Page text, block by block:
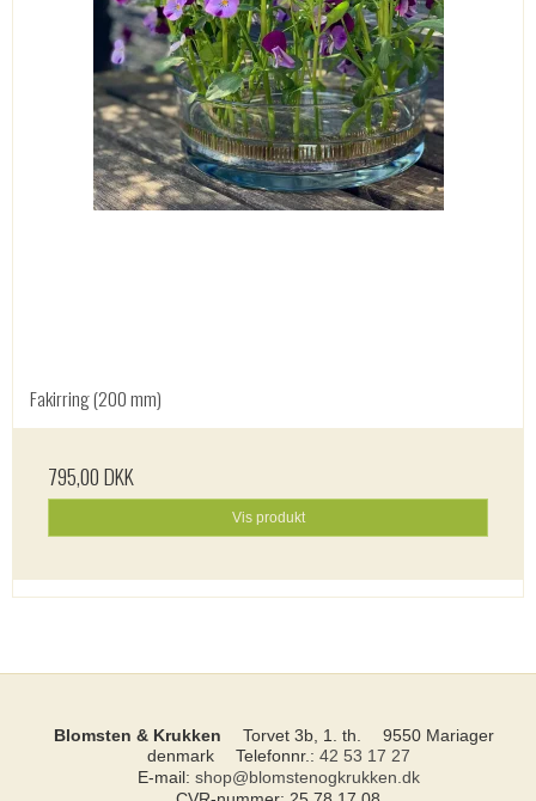
Fakirring (200 mm)
795,00 DKK
Vis produkt
Blomsten & Krukken Torvet 3b, 1. th.
9550 Mariager
denmark
Telefonnr.: 42 53 17 27
E-mail: shop@blomstenogkrukken.dk